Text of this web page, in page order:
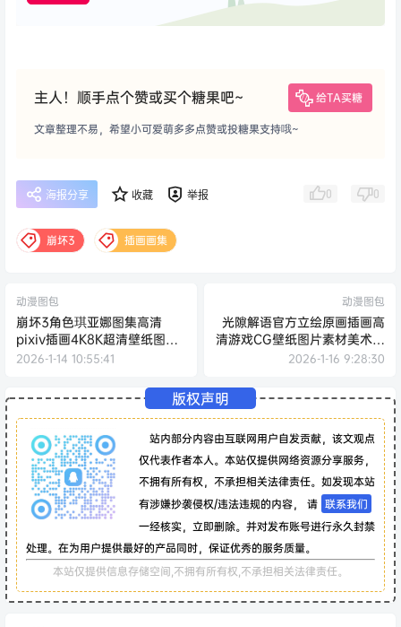
主人！顺手点个赞或买个糖果吧~ 给TA买糖
文章整理不易，希望小可爱萌多多点赞或投糖果支持哦~
海报分享 收藏 举报 0 0
崩坏3 插画画集
动漫图包
崩坏3角色琪亚娜图集高清
pixiv插画4K8K超清壁纸图片
素材美术资料
2026-1-14 10:55:41
动漫图包
光隙解语官方立绘原画插画高
清游戏CG壁纸图片素材美术资
源包
2026-1-16 9:28:30
版权声明
站内部分内容由互联网用户自发贡献，该文观点
仅代表作者本人。本站仅提供网络资源分享服务，
不拥有所有权，不承担相关法律责任。如发现本站
有涉嫌抄袭侵权/违法违规的内容， 请 联系我们
一经核实，立即删除。并对发布账号进行永久封禁
处理。在为用户提供最好的产品同时，保证优秀的服务质量。
本站仅提供信息存储空间,不拥有所有权,不承担相关法律责任。